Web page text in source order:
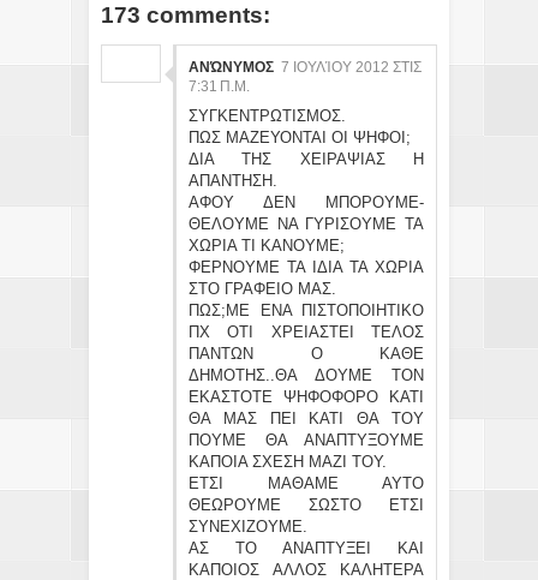
173 comments:
ΑΝΏΝΥΜΟΣ 7 ΙΟΥΛΊΟΥ 2012 ΣΤΙΣ
7:31 Π.Μ.
ΣΥΓΚΕΝΤΡΩΤΙΣΜΟΣ.
ΠΩΣ ΜΑΖΕΥΟΝΤΑΙ ΟΙ ΨΗΦΟΙ;
ΔΙΑ ΤΗΣ ΧΕΙΡΑΨΙΑΣ Η
ΑΠΑΝΤΗΣΗ.
ΑΦΟΥ ΔΕΝ ΜΠΟΡΟΥΜΕ-
ΘΕΛΟΥΜΕ ΝΑ ΓΥΡΙΣΟΥΜΕ ΤΑ
ΧΩΡΙΑ ΤΙ ΚΑΝΟΥΜΕ;
ΦΕΡΝΟΥΜΕ ΤΑ ΙΔΙΑ ΤΑ ΧΩΡΙΑ
ΣΤΟ ΓΡΑΦΕΙΟ ΜΑΣ.
ΠΩΣ;ΜΕ ΕΝΑ ΠΙΣΤΟΠΟΙΗΤΙΚΟ
ΠΧ ΟΤΙ ΧΡΕΙΑΣΤΕΙ ΤΕΛΟΣ
ΠΑΝΤΩΝ Ο ΚΑΘΕ
ΔΗΜΟΤΗΣ..ΘΑ ΔΟΥΜΕ ΤΟΝ
ΕΚΑΣΤΟΤΕ ΨΗΦΟΦΟΡΟ ΚΑΤΙ
ΘΑ ΜΑΣ ΠΕΙ ΚΑΤΙ ΘΑ ΤΟΥ
ΠΟΥΜΕ ΘΑ ΑΝΑΠΤΥΞΟΥΜΕ
ΚΑΠΟΙΑ ΣΧΕΣΗ ΜΑΖΙ ΤΟΥ.
ΕΤΣΙ ΜΑΘΑΜΕ ΑΥΤΟ
ΘΕΩΡΟΥΜΕ ΣΩΣΤΟ ΕΤΣΙ
ΣΥΝΕΧΙΖΟΥΜΕ.
ΑΣ ΤΟ ΑΝΑΠΤΥΞΕΙ ΚΑΙ
ΚΑΠΟΙΟΣ ΑΛΛΟΣ ΚΑΛΗΤΕΡΑ